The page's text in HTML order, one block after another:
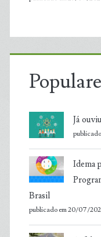
Já
Idema
Brasil
publicado em 20/07/